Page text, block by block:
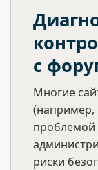
с
Многие
(например,
проблемой
риски